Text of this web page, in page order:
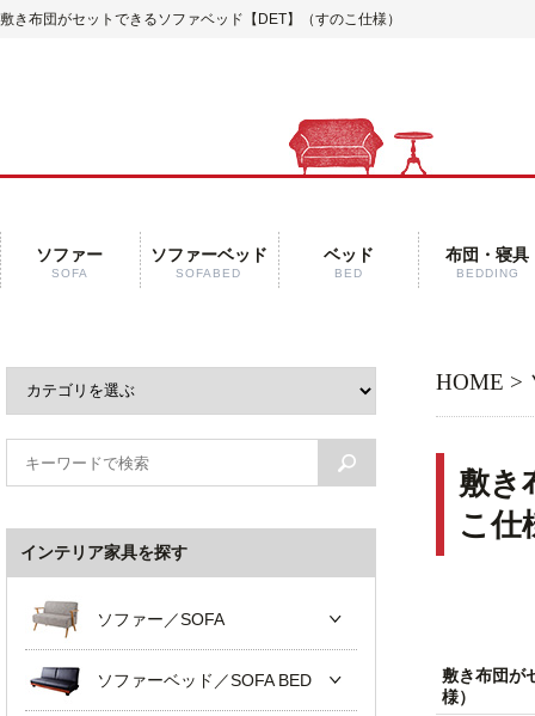
敷き布団がセットできるソファベッド【DET】（すのこ仕様）
ソファー
SOFA
ソファーベッド
SOFABED
ベッド
BED
布団・寝具
BEDDING
HOME >
敷き
こ仕
敷き布団が
様）
インテリア家具を探す
ソファー／SOFA
ソファーベッド／SOFA BED